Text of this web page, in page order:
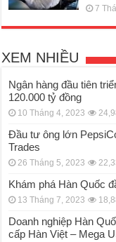
7
XEM NHIỀU
Ngân hàng đầu tiên
120.000 tỷ đồng
10 Tháng 4, 2023
Đầu tư ông lớn
Trades
26 Tháng 5, 2023
Khám phá Hàn Quốc
13 Tháng 7, 2023
Doanh nghiệp Hàn
cấp Hàn Việt – Mega